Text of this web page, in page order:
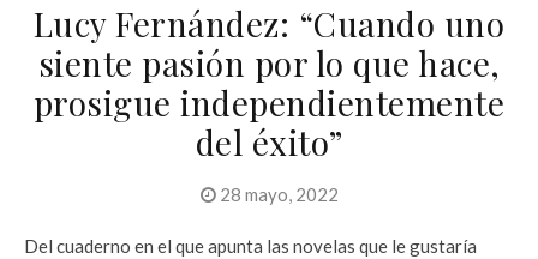
Lucy Fernández: “Cuando uno
siente pasión por lo que hace,
prosigue independientemente
del éxito”
28 mayo, 2022
Del cuaderno en el que apunta las novelas que le gustaría